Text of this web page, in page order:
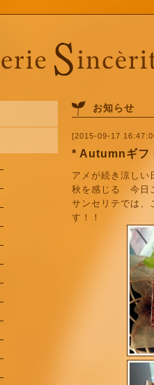
お知らせ
[2015-09-17
* Autumnギフ
アメが続き涼しい
秋を感じる 今日
サンセリテでは、
す！！